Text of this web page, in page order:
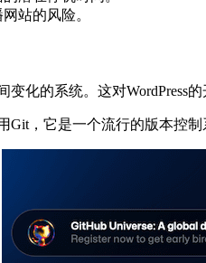
站的风险。
变化的系统。这对WordPress
Git，它是一个流行的版本控